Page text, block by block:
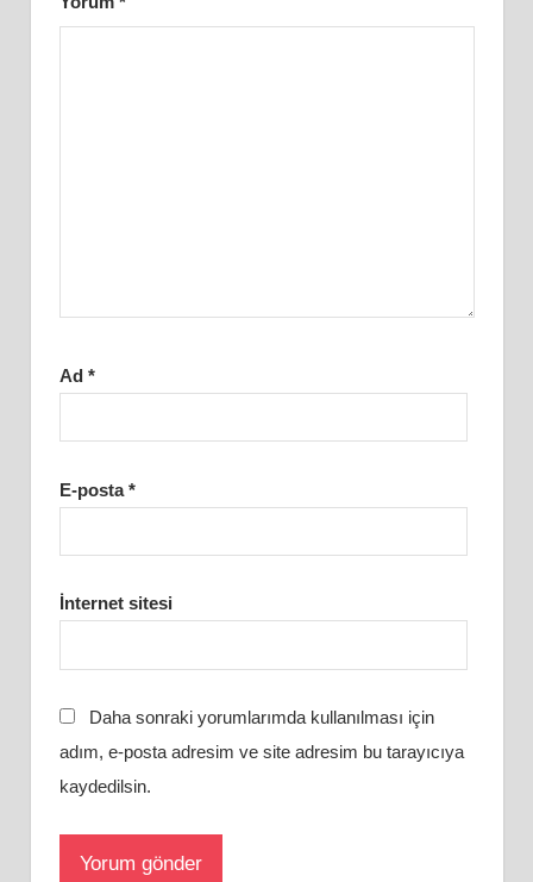
Ad *
E-posta*
İnternet sitesi
Daha sonraki yorumlarımda kullanılması için
adım, e-posta adresim ve site adresim bu tarayıcıya
kaydedilsin.